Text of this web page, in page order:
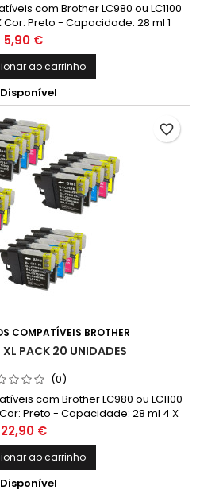
com Brother LC980 ou LC1100
Cor: Preto - Capacidade: 28 ml 1
18 ml 1 X Cor: Magenta
Amarelo - Capacidade: 18 ml
Preço
5,90 €
ao carrinho
Disponível
COMPATÍVEIS BROTHER
PACK 20 UNIDADES
(0)
com Brother LC980 ou LC1100
Preto - Capacidade: 28 ml 4 X
18 ml 4 X Cor: Magenta -
Amarelo - Capacidade: 18 ml
Preço
22,90 €
ao carrinho
Disponível
favorite_border